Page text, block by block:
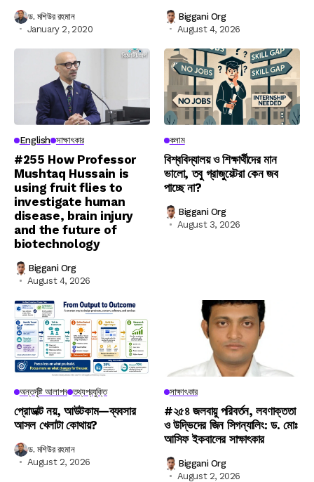
ড. মশিউর রহমান
January 2, 2020
Biggani Org
August 4, 2026
English সাক্ষাৎকার
#255 How Professor
Mushtaq Hussain is
using fruit flies to
investigate human
disease, brain injury
and the future of
biotechnology
Biggani Org
August 4, 2026
কলাম
বিশ্ববিদ্যালয় ও শিক্ষার্থীদের মান
ভালো, তবু গ্রাজুয়েটরা কেন জব
পাচ্ছে না?
Biggani Org
August 3, 2026
অন্তর্দৃষ্টি আলাপন তথ্যপ্রযুক্তি
প্রোডাক্ট নয়, আউটকাম—ব্যবসার
আসল খেলাটা কোথায়?
ড. মশিউর রহমান
August 2, 2026
সাক্ষাৎকার
#২৫৪ জলবায়ু পরিবর্তন, লবণাক্ততা
ও উদ্ভিদের জিন সিগন্যালিং: ড. মোঃ
আসিফ ইকবালের সাক্ষাৎকার
Biggani Org
August 2, 2026